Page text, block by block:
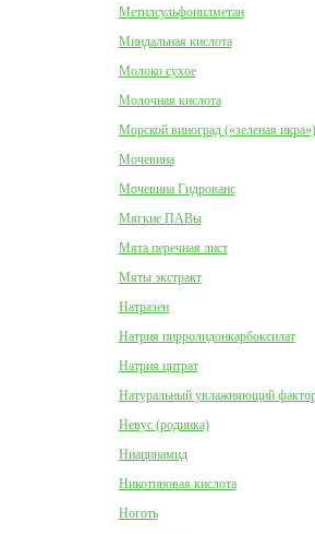
Метилсульфонилметан
Миндальная кислота
Молоко сухое
Молочная кислота
Морской виноград («зеленая икра»)
Мочевина
Мочевина Гидрованс
Мягкие ПАВы
Мята перечная лист
Мяты экстракт
Натразен
Натрия пирролидонкарбоксилат
Натрия цитрат
Натуральный увлажняющий
Невус (родинка)
Ниацинамид
Никотиновая кислота
Ноготь